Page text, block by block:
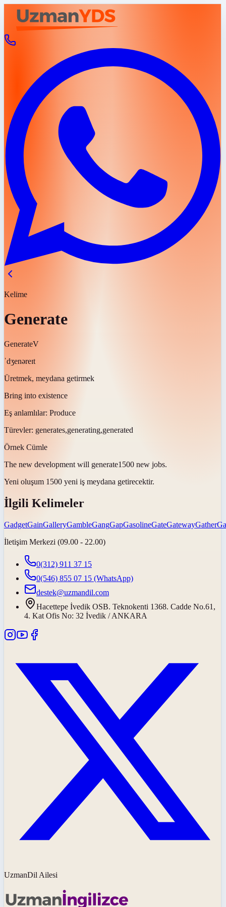
Kelime
Generate
GenerateV
ˈdʒenəreɪt
Üretmek, meydana getirmek
Bring into existence
Eş anlamlılar: Produce
Türevler: generates,generating,generated
Örnek Cümle
The new development will generate1500 new jobs.
Yeni oluşum 1500 yeni iş meydana getirecektir.
İlgili Kelimeler
GadgetGainGalleryGambleGangGapGasolineGateGatewayGather
İletişim Merkezi (09.00 - 22.00)
0(312) 911 37 15
0(546) 855 07 15 (WhatsApp)
destek@uzmandil.com
Hacettepe İvedik OSB. Teknokenti 1368. Cadde No.61,
4. Kat Ofis No: 32 İvedik / ANKARA
UzmanDil Ailesi